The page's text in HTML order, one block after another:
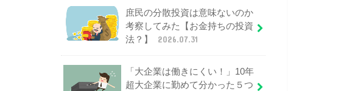
庶民の分散投資は意味ないのか
考察してみた【お金持ちの投資
法？】
2026.07.31
「大企業は働きにくい！」10年
超大企業に勤めて分かった５つ